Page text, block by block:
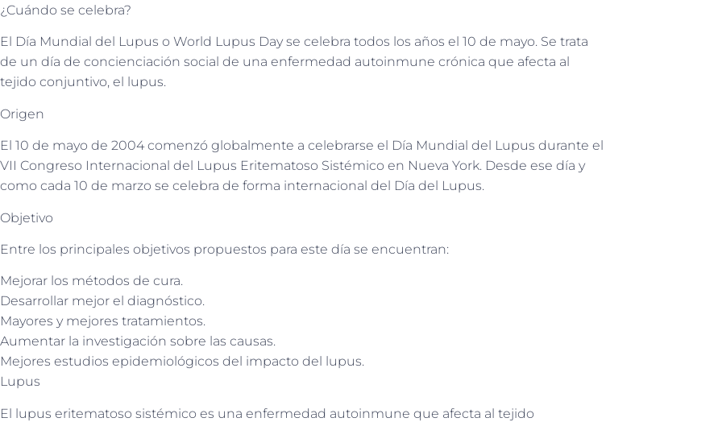
¿Cuándo se celebra?
El Día Mundial del Lupus o World Lupus Day se celebra todos los años el 10 de mayo. Se trata
de un día de concienciación social de una enfermedad autoinmune crónica que afecta al
tejido conjuntivo, el lupus.
Origen
El 10 de mayo de 2004 comenzó globalmente a celebrarse el Día Mundial del Lupus durante el
VII Congreso Internacional del Lupus Eritematoso Sistémico en Nueva York. Desde ese día y
como cada 10 de marzo se celebra de forma internacional del Día del Lupus.
Objetivo
Entre los principales objetivos propuestos para este día se encuentran:
Mejorar los métodos de cura.
Desarrollar mejor el diagnóstico.
Mayores y mejores tratamientos.
Aumentar la investigación sobre las causas.
Mejores estudios epidemiológicos del impacto del lupus.
Lupus
El lupus eritematoso sistémico es una enfermedad autoinmune que afecta al tejido